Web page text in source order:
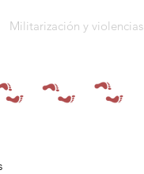
Militarización y violencias